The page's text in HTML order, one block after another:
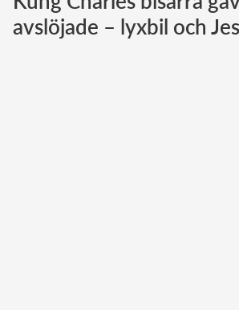
Norska kungahuset
avslöjade – lyxbil och